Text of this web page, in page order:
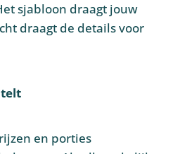
sjabloon draagt jouw
draagt de details voor
telt
en porties